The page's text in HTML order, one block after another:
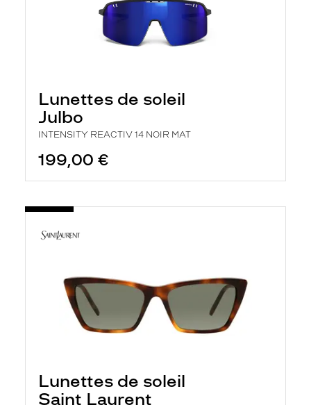
Lunettes de soleil
Julbo
INTENSITY REACTIV 14 NOIR MAT
199,00 €
Lunettes de soleil
Saint Laurent